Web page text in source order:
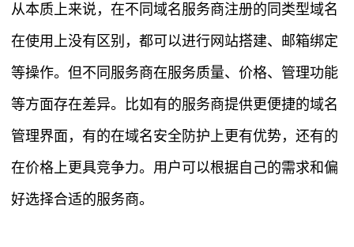
从本质上来说，在不同域名服务商注册的同类型域名
在使用上没有区别，都可以进行网站搭建、邮箱绑定
等操作。但不同服务商在服务质量、价格、管理功能
等方面存在差异。比如有的服务商提供更便捷的域名
管理界面，有的在域名安全防护上更有优势，还有的
在价格上更具竞争力。用户可以根据自己的需求和偏
好选择合适的服务商。